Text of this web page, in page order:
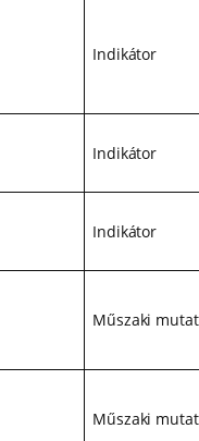
Indikátor
Indikátor
Indikátor
Műszaki
Műszaki